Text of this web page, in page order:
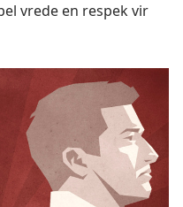
vrede en respek vir